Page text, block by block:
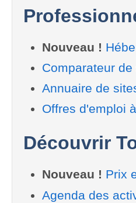
Nouveau !
Comparateur
Annuaire de
Offres d'emploi
Découvrir
Nouveau ! Prix
Agenda des